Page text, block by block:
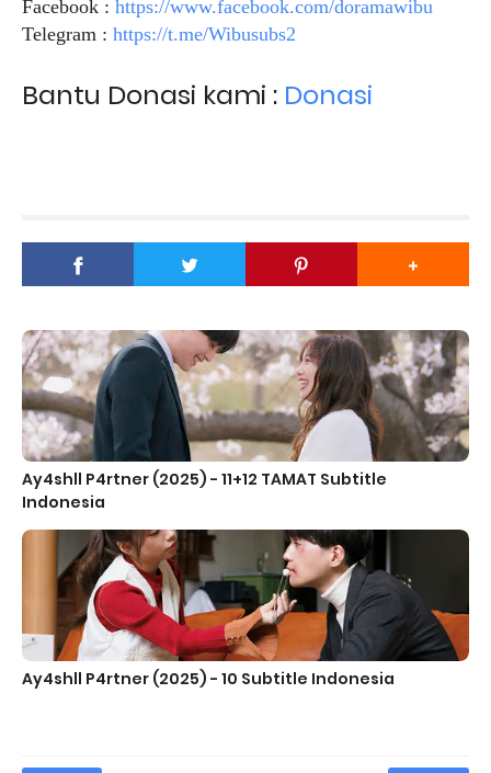
Facebook : https://www.facebook.com/doramawibu
Telegram : https://t.me/Wibusubs2
Bantu Donasi kami : Donasi
Ay4shll P4rtner (2025) - 11+12 TAMAT Subtitle
Indonesia
Ay4shll P4rtner (2025) - 10 Subtitle Indonesia